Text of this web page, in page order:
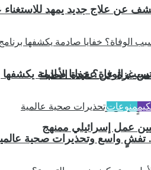
عن علاج جديد يمهد للاستغناء
تسبب الوفاة؟ خفايا صادمة
تفشٍ واسع وتحذيرات صحية
غزة عن عقيدة الأطباء
منوعات
عمل إسرائيلي ممنهج